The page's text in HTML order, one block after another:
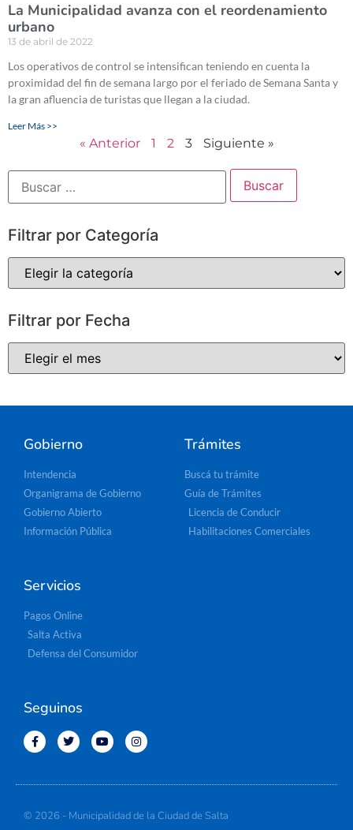
La Municipalidad avanza con el reordenamiento
urbano
13 de abril de 2022
Los operativos de control se intensifican teniendo en cuenta la
proximidad del fin de semana largo por el feriado de Semana Santa y
la gran afluencia de turistas que llegan a la ciudad.
Leer Más >>
« Anterior 1 2 3 Siguiente »
Filtrar por Categoría
Filtrar por Fecha
Gobierno
Intendencia
Organigrama de Gobierno
Gobierno Abierto
Información Pública
Trámites
Buscá tu trámite
Guía de Trámites
Licencia de Conducir
Habilitaciones Comerciales
Servicios
Pagos Online
Salta Activa
Defensa del Consumidor
Seguinos
© 2026 - Municipalidad de la Ciudad de Salta